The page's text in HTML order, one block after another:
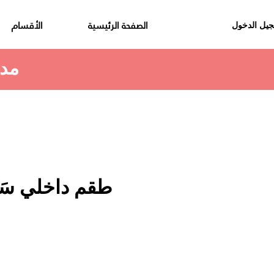
الصفحة الرئيسية الأقسام الدخول
طقم داخلي